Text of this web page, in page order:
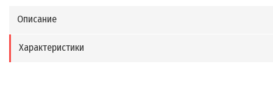
Описание
Характеристики